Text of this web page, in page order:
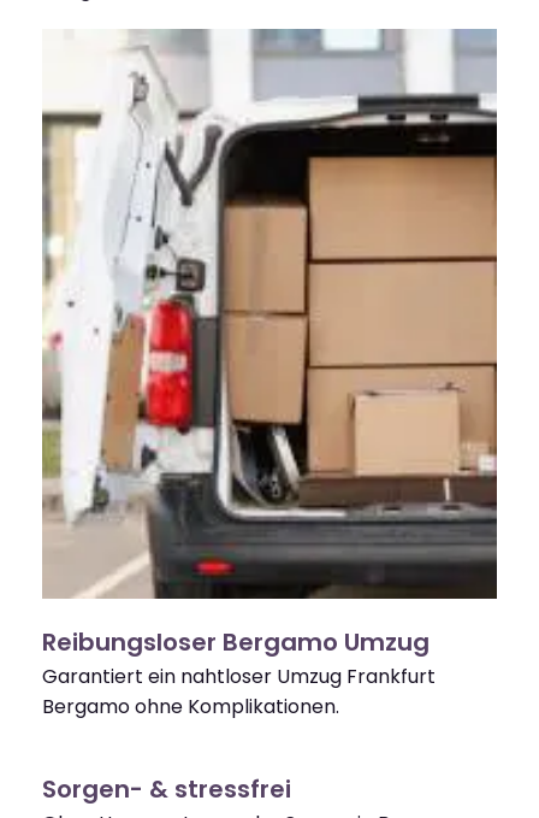
Reibungsloser Bergamo Umzug
Garantiert ein nahtloser Umzug Frankfurt
Bergamo ohne Komplikationen.
Sorgen- & stressfrei